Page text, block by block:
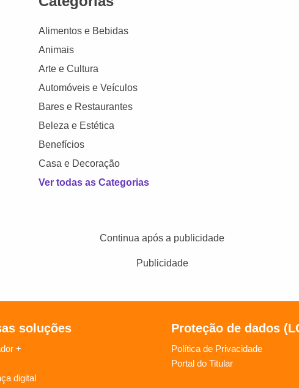
Alimentos e Bebidas
Animais
Arte e Cultura
Automóveis e Veículos
Bares e Restaurantes
Beleza e Estética
Benefícios
Casa e Decoração
Ver todas as Categorias
Continua após a publicidade
Publicidade
soluções
+
digital
Proteção de dados
Política de Privacidade
Portal do Titular